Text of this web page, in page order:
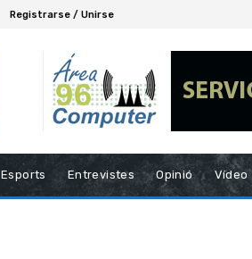
Registrarse / Unirse
Esports Entrevistes Opinió Vídeo